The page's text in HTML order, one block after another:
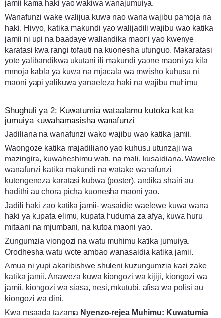
jamii kama haki yao wakiwa wanajumuiya.
Wanafunzi wake walijua kuwa nao wana wajibu pamoja na
haki. Hivyo, katika makundi yao walijadili wajibu wao katika
jamii ni upi na baadaye waliandika maoni yao kwenye
karatasi kwa rangi tofauti na kuonesha ufunguo. Makaratasi
yote yalibandikwa ukutani ili makundi yaone maoni ya kila
mmoja kabla ya kuwa na mjadala wa mwisho kuhusu ni
maoni yapi yalikuwa yanaeleza haki na wajibu muhimu
Shughuli ya 2: Kuwatumia wataalamu kutoka katika
jumuiya kuwahamasisha wanafunzi
Jadiliana na wanafunzi wako wajibu wao katika jamii.
Waongoze katika majadiliano yao kuhusu utunzaji wa
mazingira, kuwaheshimu watu na mali, kusaidiana. Waweke
wanafunzi katika makundi na watake wanafunzi
kutengeneza karatasi kubwa (poster), andika shairi au
hadithi au chora picha kuonesha maoni yao.
Jadili haki zao katika jamii- wasaidie waelewe kuwa wana
haki ya kupata elimu, kupata huduma za afya, kuwa huru
mitaani na mjumbani, na kutoa maoni yao.
Zungumzia viongozi na watu muhimu katika jumuiya.
Orodhesha watu wote ambao wanasaidia katika jamii.
Amua ni yupi akaribishwe shuleni kuzungumzia kazi zake
katika jamii. Anaweza kuwa kiongozi wa kijiji, kiongozi wa
jamii, kiongozi wa siasa, nesi, mkutubi, afisa wa polisi au
kiongozi wa dini.
Kwa msaada tazama Nyenzo-rejea Muhimu: Kuwatumia